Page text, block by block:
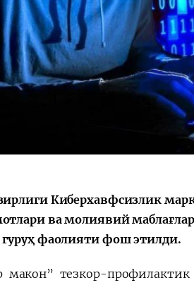
Киберхавфсизлик
ва молиявий
фаолияти фош этилди.
макон” тезкор-профилактик